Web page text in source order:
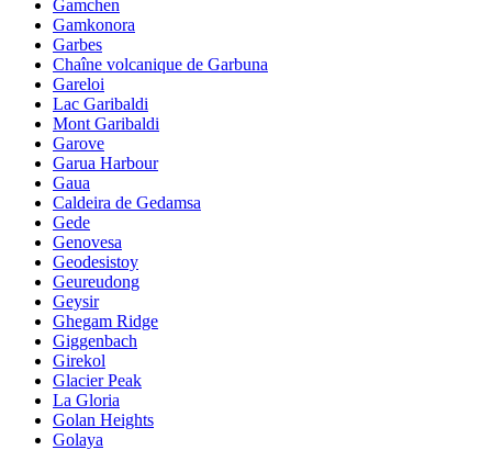
Gamchen
Gamkonora
Garbes
Chaîne volcanique de Garbuna
Gareloi
Lac Garibaldi
Mont Garibaldi
Garove
Garua Harbour
Gaua
Caldeira de Gedamsa
Gede
Genovesa
Geodesistoy
Geureudong
Geysir
Ghegam Ridge
Giggenbach
Girekol
Glacier Peak
La Gloria
Golan Heights
Golaya